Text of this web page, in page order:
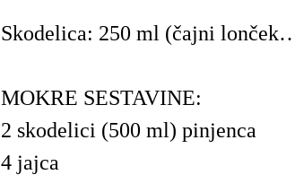
Skodelica: 250 ml (čajni
MOKRE SESTAVINE:
2 skodelici (500 ml) pinjenca
4 jajca